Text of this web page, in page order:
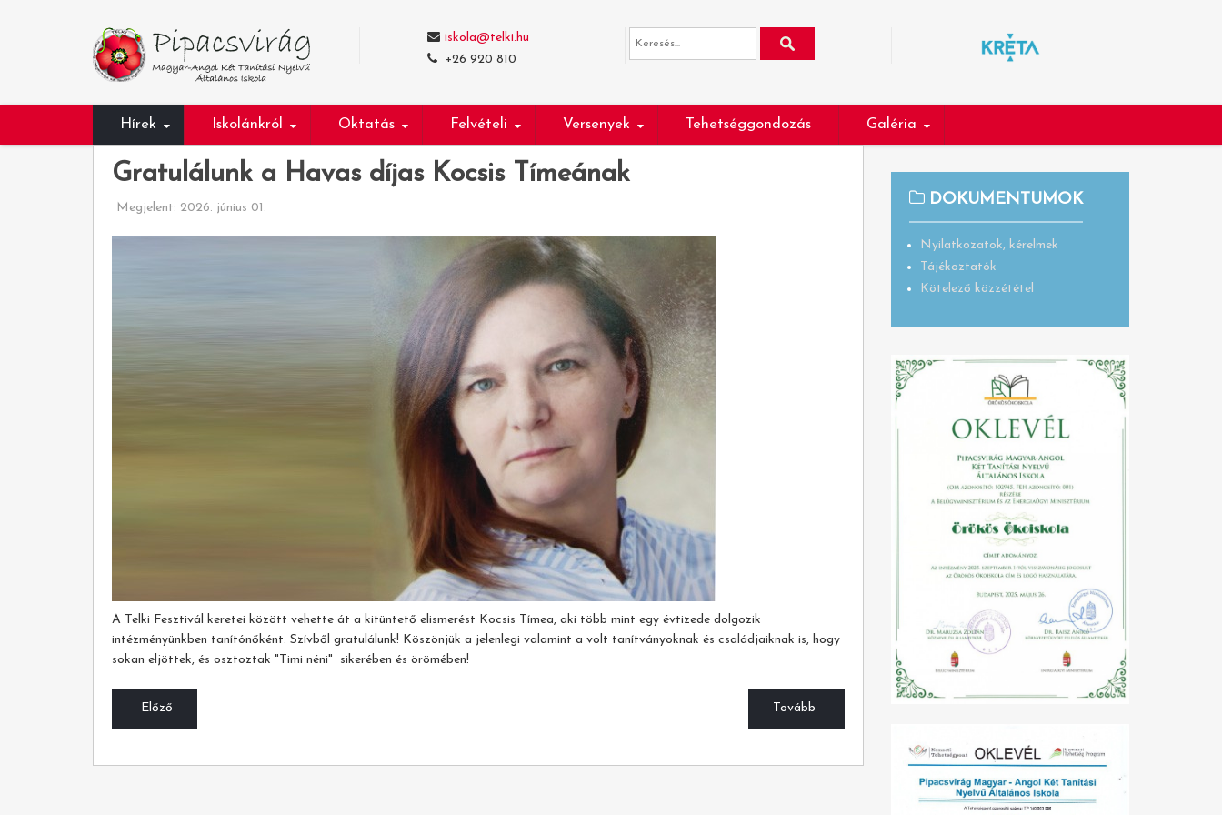
iskola@telki.hu
+26 920 810
Hírek Iskolánkról Oktatás Felvételi Versenyek Tehetséggondozás Galéria
Gratulálunk a Havas díjas Kocsis Tímeának
Megjelent: 2026. június 01.
A Telki Fesztivál keretei között vehette át a kitüntető elismerést Kocsis Tímea, aki több mint egy évtizede dolgozik
intézményünkben tanítónőként. Szívből gratulálunk! Köszönjük a jelenlegi valamint a volt tanítványoknak és családjaiknak is, hogy
sokan eljöttek, és osztoztak "Timi néni" sikerében és örömében!
Előző Tovább
DOKUMENTUMOK
Nyilatkozatok, kérelmek
Tájékoztatók
Kötelező közzététel